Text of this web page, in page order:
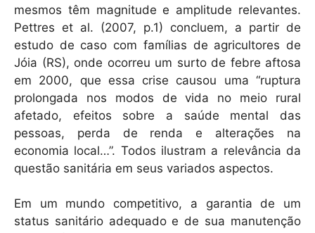
mesmos têm magnitude e amplitude relevantes.
Pettres et al. (2007, p.1) concluem, a partir de
estudo de caso com famílias de agricultores de
Jóia (RS), onde ocorreu um surto de febre aftosa
em 2000, que essa crise causou uma “ruptura
prolongada nos modos de vida no meio rural
afetado, efeitos sobre a saúde mental das
pessoas, perda de renda e alterações na
economia local…”. Todos ilustram a relevância da
questão sanitária em seus variados aspectos.
Em um mundo competitivo, a garantia de um
status sanitário adequado e de sua manutenção